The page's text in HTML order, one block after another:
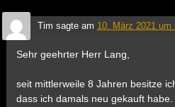
Tim sagte am 10. März 2021 um
Sehr geehrter Herr Lang,
seit mittlerweile 8 Jahren besitze
dass ich damals neu gekauft